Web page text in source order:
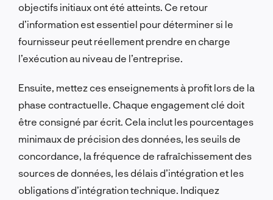
objectifs initiaux ont été atteints. Ce retour
d’information est essentiel pour déterminer si le
fournisseur peut réellement prendre en charge
l’exécution au niveau de l’entreprise.
Ensuite, mettez ces enseignements à profit lors de la
phase contractuelle. Chaque engagement clé doit
être consigné par écrit. Cela inclut les pourcentages
minimaux de précision des données, les seuils de
concordance, la fréquence de rafraîchissement des
sources de données, les délais d’intégration et les
obligations d’intégration technique. Indiquez